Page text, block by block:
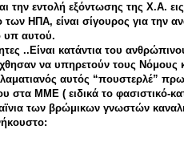
την εντολή εξόντωσης της Χ.Α.
ΗΠΑ, είναι σίγουρος για την
υπ αυτού.
..Είναι κατάντια του
να υπηρετούν τους Νόμους
αυτός “πουστερλέ”
στα ΜΜΕ ( ειδικά το φασιστικό-
των βρώμικων γνωστών